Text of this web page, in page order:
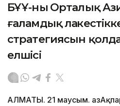
БҰҰ-ның Орталық
ғаламдық
стратегиясын
елшісі
АЛМАТЫ. 21 маусым.